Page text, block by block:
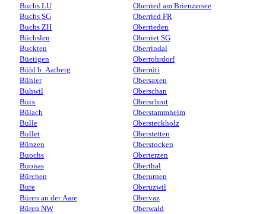
Buchs LU
Buchs SG
Buchs ZH
Büchslen
Buckten
Büetigen
Bühl b. Aarberg
Bühler
Buhwil
Buix
Bülach
Bulle
Bullet
Bünzen
Buochs
Buonas
Bürchen
Bure
Büren an der Aare
Büren NW
Oberried am Brienzersee
Oberried FR
Oberrieden
Oberriet SG
Oberrindal
Oberrohrdorf
Oberrüti
Obersaxen
Oberschan
Oberschrot
Oberstammheim
Obersteckholz
Oberstetten
Oberstocken
Oberterzen
Oberthal
Oberurnen
Oberuzwil
Obervaz
Oberwald